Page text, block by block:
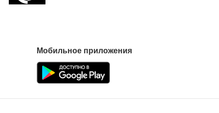
Мобильное приложения